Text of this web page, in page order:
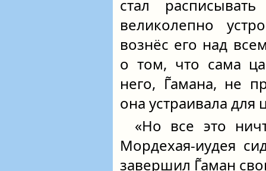
стал
великолепно
вознёс его над
о том, что сама
него, Г̃амана, не
она устраивала для
«Но все это
Мордехая-иудея
завершил Г̃аман